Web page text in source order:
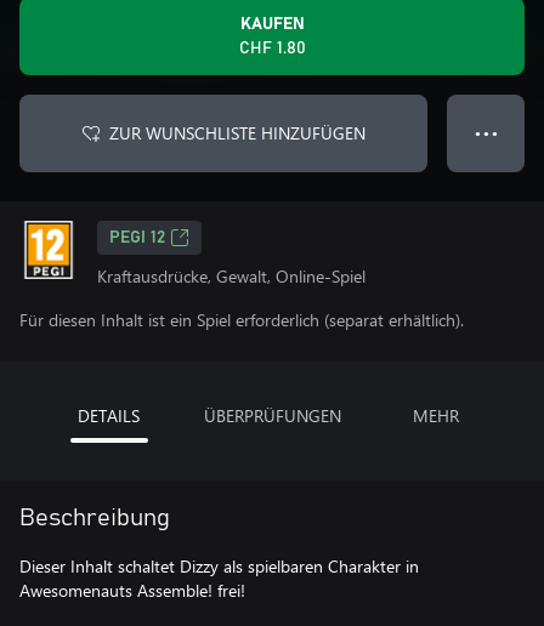
KAUFEN
CHF 1.80
ZUR WUNSCHLISTE HINZUFÜGEN ● ● ●
PEGI 12
Kraftausdrücke, Gewalt, Online-Spiel
Für diesen Inhalt ist ein Spiel erforderlich (separat erhältlich).
DETAILS ÜBERPRÜFUNGEN MEHR
Beschreibung
Dieser Inhalt schaltet Dizzy als spielbaren Charakter in
Awesomenauts Assemble! frei!